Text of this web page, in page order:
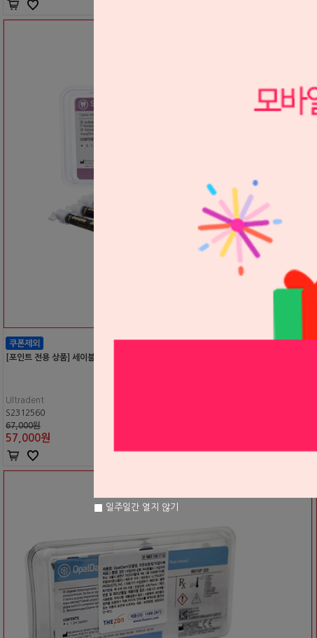
[포인트 전용 상품] 세이블 식크 리필 (충치부위 제거확인, 근관 입구 확인)
Ultradent
S2312560
67,000원
57,000원
일주일간 열지 않기